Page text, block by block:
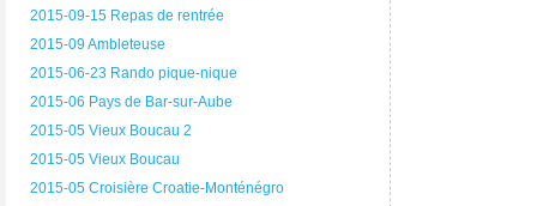
2015-09-15 Repas de rentrée
2015-09 Ambleteuse
2015-06-23 Rando pique-nique
2015-06 Pays de Bar-sur-Aube
2015-05 Vieux Boucau 2
2015-05 Vieux Boucau
2015-05 Croisière Croatie-Monténégro